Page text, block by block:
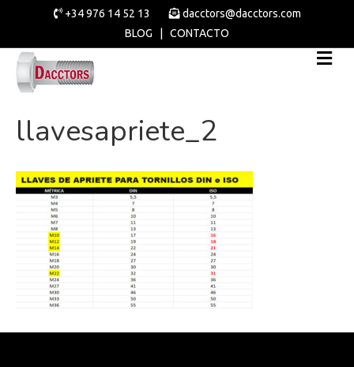
+34 976 14 52 13
dacctors@dacctors.com
BLOG
CONTACTO
llavesapriete_2